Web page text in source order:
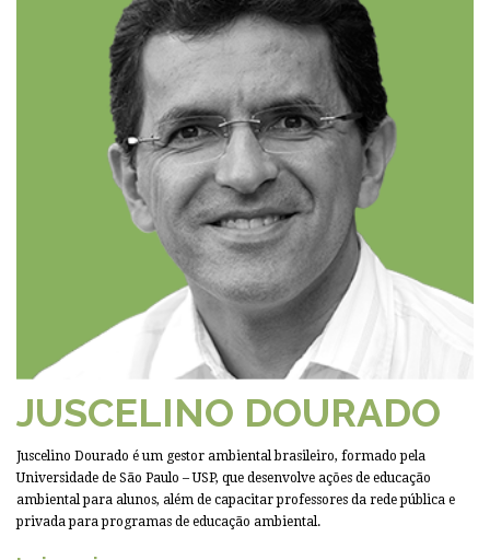
JUSCELINO DOURADO
Juscelino Dourado é um gestor ambiental brasileiro, formado pela
Universidade de São Paulo – USP, que desenvolve ações de educação
ambiental para alunos, além de capacitar professores da rede pública e
privada para programas de educação ambiental.